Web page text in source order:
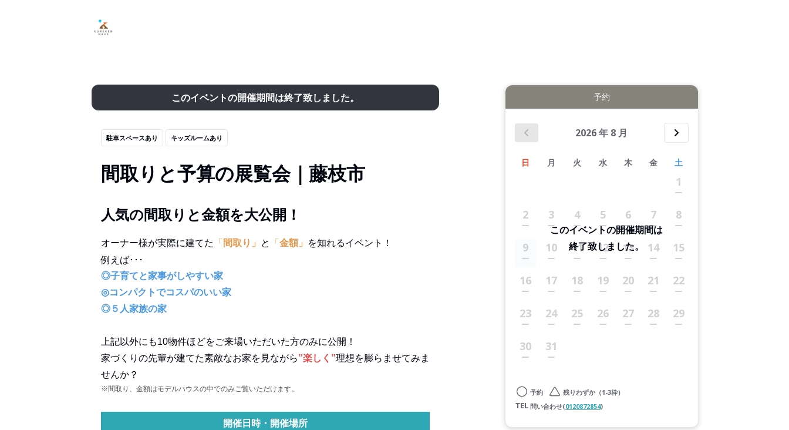
このイベントの開催期間は終了致しました。
駐車スペースあり キッズルームあり
間取りと予算の展覧会｜藤枝市
人気の間取りと金額を大公開！
オーナー様が実際に建てた 「 間取り」 と 「 金額」 を知れるイベント！
例えば･･･
◎子育てと家事がしやすい家
◎コンパクトでコスパのいい家
◎５人家族の家
上記以外にも10物件ほどをご来場いただいた方のみに公開！
家づくりの先輩が建てた素敵なお家を見ながら”楽しく”理想を膨らませてみま
せんか？
※間取り、金額はモデルハウスの中でのみご覧いただけます。
開催日時・開催場所
予約
2026年 8 月
日 月 火 水 木 金 土
1
2 3 4 5 6 7 8
9 10 11 12 13 14 15
16 17 18 19 20 21 22
23 24 25 26 27 28 29
30 31
このイベントの開催期間は
終了致しました。
予約
残りわずか（1-3枠）
問い合わせ(0120872854)